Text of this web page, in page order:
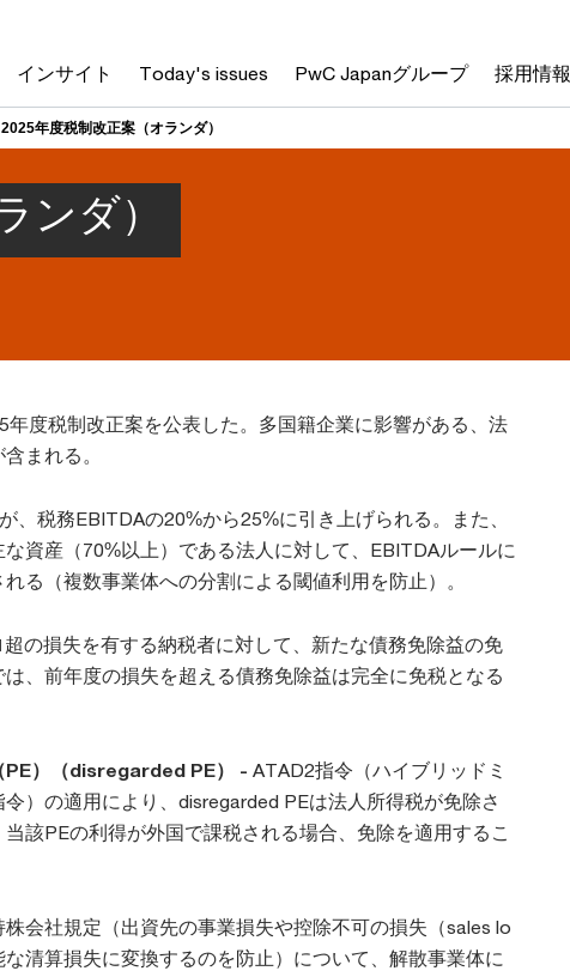
インサイト Today's issues PwC Japanグループ 採用情報
2025年度税制改正案（オランダ）
ンダ）
度税制改正案を公表した。多国籍企業に影響がある、法
まれる。
、税務EBITDAの20%から25%に引き上げられる。また、
資産（70%以上）である法人に対して、EBITDAルールに
る（複数事業体への分割による閾値利用を防止）。
の損失を有する納税者に対して、新たな債務免除益の免
、前年度の損失を超える債務免除益は完全に免税となる
PE）（disregarded PE） - ATAD2指令（ハイブリッドミ
）の適用により、disregarded PEは法人所得税が免除さ
該PEの利得が外国で課税される場合、免除を適用するこ
株会社規定（出資先の事業損失や控除不可の損失（sales lo
清算損失に変換するのを防止）について、解散事業体に